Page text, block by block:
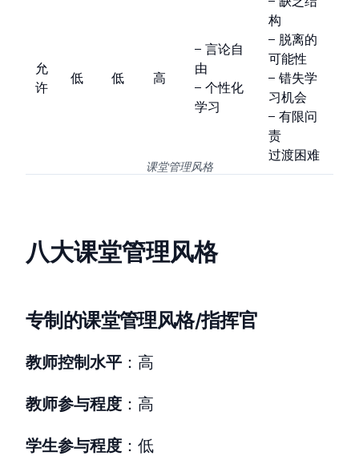
允
许
低 低 高
– 言论自
由
– 个性化
学习
构
– 脱离的
可能性
– 错失学
习机会
– 有限问
责
过渡困难
课堂管理风格
八大课堂管理风格
专制的课堂管理风格/指挥官
教师控制水平 ：高
教师参与程度 ：高
学生参与程度 ：低